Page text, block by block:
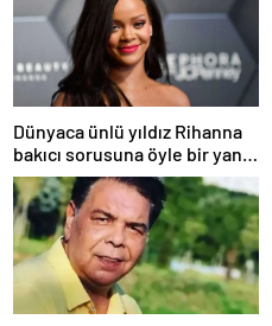
Dünyaca ünlü yıldız Rihanna
bakıcı sorusuna öyle bir yanıt
verdi ki! “35 yıl boyunca…”